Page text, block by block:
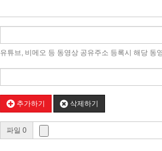
유튜브, 비메오 등 동영상 공유주소 등록시 해당 동
추가하기 삭제하기
파일 0